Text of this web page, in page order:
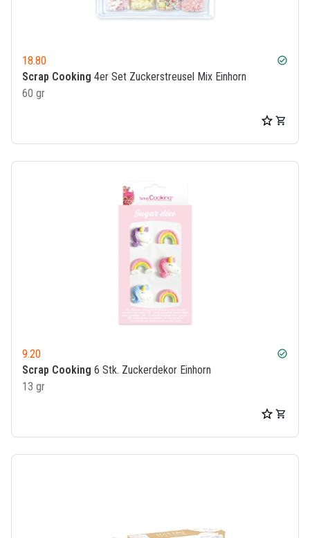
18.80 check_circle
Scrap Cooking 4er Set Zuckerstreusel Mix Einhorn
60 gr
9.20 check_circle
Scrap Cooking 6 Stk. Zuckerdekor Einhorn
13 gr